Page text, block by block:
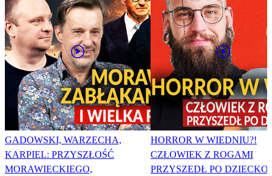
GADOWSKI, WARZECHA,
KARPIEL: PRZYSZŁOŚĆ
MORAWIECKIEGO,
HORROR W WIEDNIU?!
CZŁOWIEK Z ROGAMI
PRZYSZEDŁ PO DZIECKO